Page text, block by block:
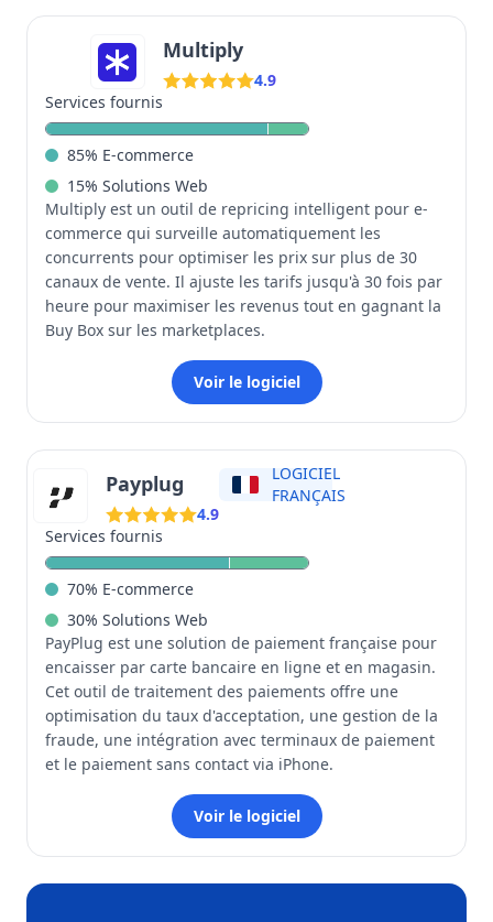
Multiply
4.9
Services fournis
85% E-commerce
15% Solutions Web
Multiply est un outil de repricing intelligent pour e-
commerce qui surveille automatiquement les
concurrents pour optimiser les prix sur plus de 30
canaux de vente. Il ajuste les tarifs jusqu'à 30 fois par
heure pour maximiser les revenus tout en gagnant la
Buy Box sur les marketplaces.
Voir le logiciel
Payplug
4.9
LOGICIEL
FRANÇAIS
Services fournis
70% E-commerce
30% Solutions Web
PayPlug est une solution de paiement française pour
encaisser par carte bancaire en ligne et en magasin.
Cet outil de traitement des paiements offre une
optimisation du taux d'acceptation, une gestion de la
fraude, une intégration avec terminaux de paiement
et le paiement sans contact via iPhone.
Voir le logiciel